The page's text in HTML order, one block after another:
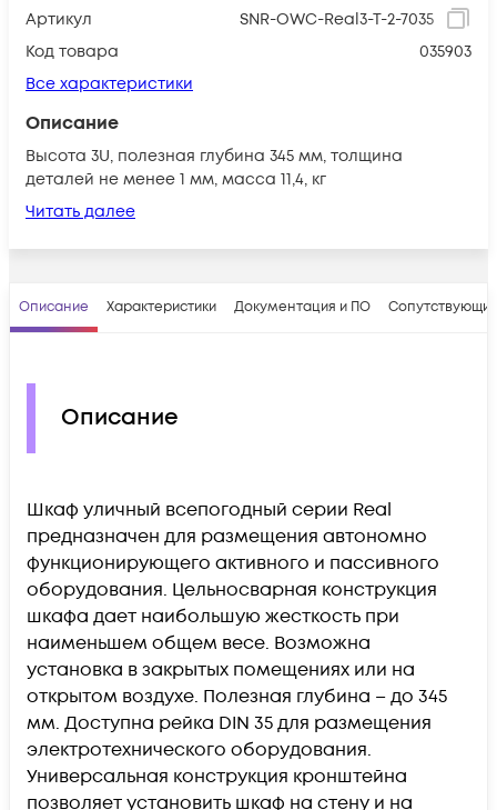
Артикул
SNR-OWC-Real3-T-2-7035
Код товара
035903
Все характеристики
Описание
Высота 3U, полезная глубина 345 мм, толщина
деталей не менее 1 мм, масса 11,4, кг
Читать далее
Описание Характеристики Документация и ПО
Описание
Шкаф уличный всепогодный серии Real
предназначен для размещения автономно
функционирующего активного и пассивного
оборудования. Цельносварная конструкция
шкафа дает наибольшую жесткость при
наименьшем общем весе. Возможна
установка в закрытых помещениях или на
открытом воздухе. Полезная глубина – до 345
мм. Доступна рейка DIN 35 для размещения
электротехнического оборудования.
Универсальная конструкция кронштейна
позволяет установить шкаф на стену и на